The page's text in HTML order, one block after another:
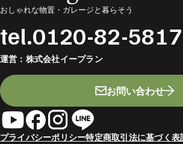
おしゃれな物置・ガレージと暮らそう
tel.0120-82-5817
運営： 株式会社イープラン
お問い合わせ
プライバシーポリシー特定商取引法に基づく表